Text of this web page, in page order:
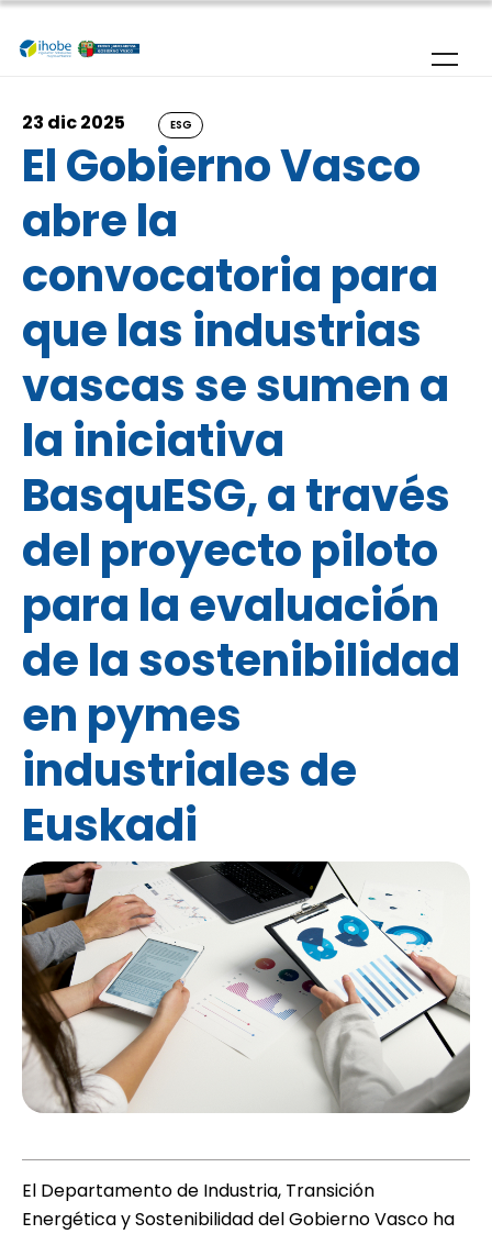
Pasar al contenido principal
23 dic 2025 ESG
El Gobierno Vasco
abre la
convocatoria para
que las industrias
vascas se sumen a
la iniciativa
BasquESG, a través
del proyecto piloto
para la evaluación
de la sostenibilidad
en pymes
industriales de
Euskadi
El Departamento de Industria, Transición
Energética y Sostenibilidad del Gobierno Vasco ha